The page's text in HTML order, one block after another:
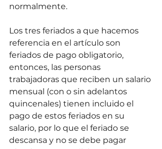
normalmente.
Los tres feriados a que hacemos
referencia en el artículo son
feriados de pago obligatorio,
entonces, las personas
trabajadoras que reciben un salario
mensual (con o sin adelantos
quincenales) tienen incluido el
pago de estos feriados en su
salario, por lo que el feriado se
descansa y no se debe pagar